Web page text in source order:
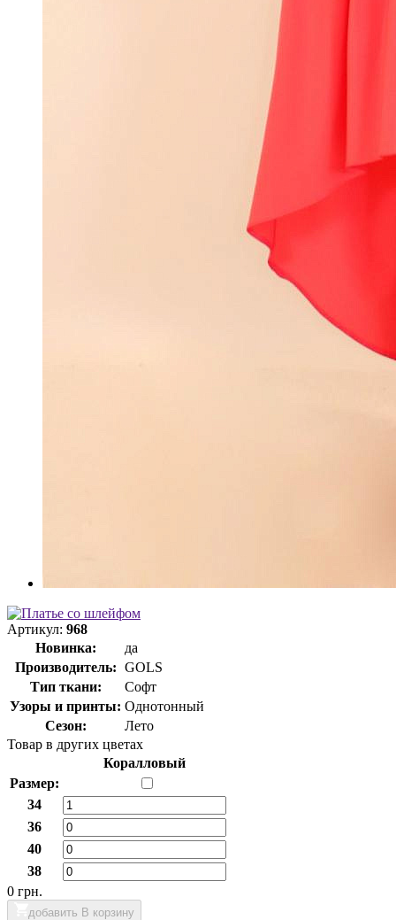
Артикул: 968
Новинка:
да
Производитель: GOLS
Тип ткани:
Софт
Узоры и принты: Однотонный
Сезон:
Лето
Товар в других цветах
Коралловый
Размер:
34
36
40
38
0 грн.
добавить В корзину